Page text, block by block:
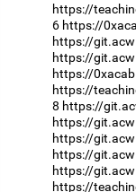
https://
6 https://
https://
https://
https://
https://
8 https://
https://
https://
https://
https://
https://